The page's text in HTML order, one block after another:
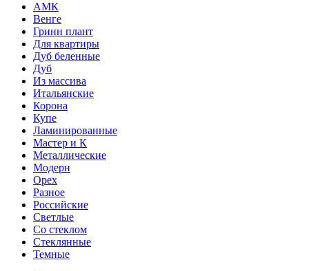
АМК
Венге
Гринн плант
Для квартиры
Дуб беленные
Дуб
Из массива
Итальянские
Корона
Купе
Ламинированные
Мастер и К
Металлические
Модерн
Орех
Разное
Российские
Светлые
Со стеклом
Стеклянные
Темные